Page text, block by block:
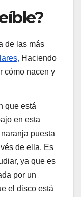
de las más
Haciendo
cómo nacen y
que está
en esta
puesta
de ella. Es
ya que es
por un
el disco está